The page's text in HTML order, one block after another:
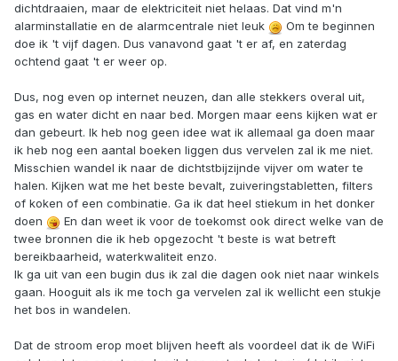
dichtdraaien, maar de elektriciteit niet helaas. Dat vind m'n
alarminstallatie en de alarmcentrale niet leuk
Om te beginnen
doe ik 't vijf dagen. Dus vanavond gaat 't er af, en zaterdag
ochtend gaat 't er weer op.
Dus, nog even op internet neuzen, dan alle stekkers overal uit,
gas en water dicht en naar bed. Morgen maar eens kijken wat er
dan gebeurt. Ik heb nog geen idee wat ik allemaal ga doen maar
ik heb nog een aantal boeken liggen dus vervelen zal ik me niet.
Misschien wandel ik naar de dichtstbijzijnde vijver om water te
halen. Kijken wat me het beste bevalt, zuiveringstabletten, filters
of koken of een combinatie. Ga ik dat heel stiekum in het donker
doen
En dan weet ik voor de toekomst ook direct welke van de
twee bronnen die ik heb opgezocht 't beste is wat betreft
bereikbaarheid, waterkwaliteit enzo.
Ik ga uit van een bugin dus ik zal die dagen ook niet naar winkels
gaan. Hooguit als ik me toch ga vervelen zal ik wellicht een stukje
het bos in wandelen.
Dat de stroom erop moet blijven heeft als voordeel dat ik de WiFi